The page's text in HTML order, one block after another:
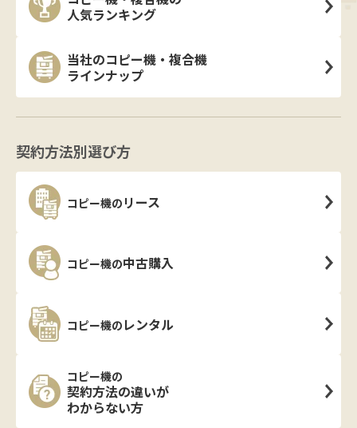
人気ランキング
当社のコピー機・複合機
ラインナップ
契約方法別選び方
コピー機の リース
コピー機の中古購入
コピー機の レンタル
コピー機の
契約方法の違いが
わからない方